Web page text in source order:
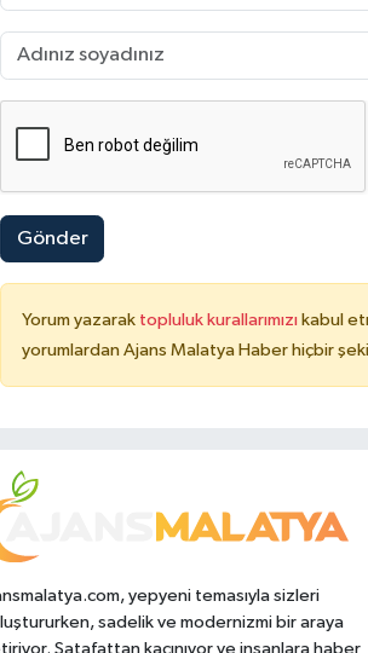
Gönder
Yorum yazarak topluluk kurallarımızı kabul
yorumlardan Ajans Malatya Haber hiçbir
yepyeni temasıyla sizleri
sadelik ve modernizmi bir araya
Şatafattan kaçınıyor ve insanlara haber